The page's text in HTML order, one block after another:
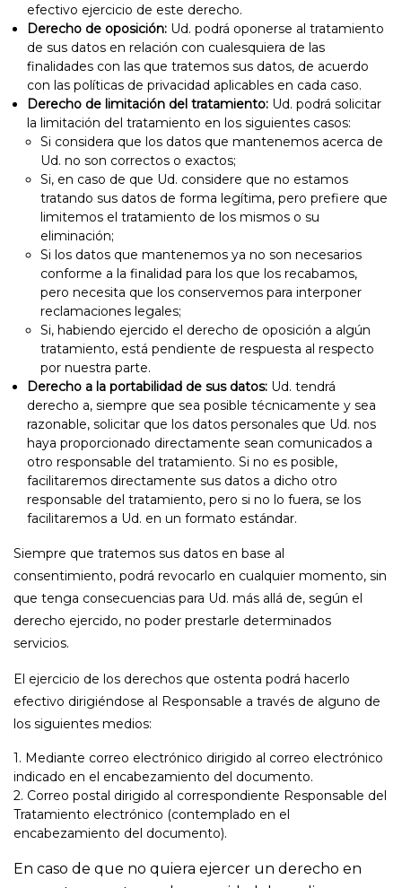
efectivo ejercicio de este derecho.
Derecho de oposición: Ud. podrá oponerse al tratamiento
de sus datos en relación con cualesquiera de las
finalidades con las que tratemos sus datos, de acuerdo
con las políticas de privacidad aplicables en cada caso.
Derecho de limitación del tratamiento: Ud. podrá solicitar
la limitación del tratamiento en los siguientes casos:
Si considera que los datos que mantenemos acerca de
Ud. no son correctos o exactos;
Si, en caso de que Ud. considere que no estamos
tratando sus datos de forma legítima, pero prefiere que
limitemos el tratamiento de los mismos o su
eliminación;
Si los datos que mantenemos ya no son necesarios
conforme a la finalidad para los que los recabamos,
pero necesita que los conservemos para interponer
reclamaciones legales;
Si, habiendo ejercido el derecho de oposición a algún
tratamiento, está pendiente de respuesta al respecto
por nuestra parte.
Derecho a la portabilidad de sus datos: Ud. tendrá
derecho a, siempre que sea posible técnicamente y sea
razonable, solicitar que los datos personales que Ud. nos
haya proporcionado directamente sean comunicados a
otro responsable del tratamiento. Si no es posible,
facilitaremos directamente sus datos a dicho otro
responsable del tratamiento, pero si no lo fuera, se los
facilitaremos a Ud. en un formato estándar.
Siempre que tratemos sus datos en base al
consentimiento, podrá revocarlo en cualquier momento, sin
que tenga consecuencias para Ud. más allá de, según el
derecho ejercido, no poder prestarle determinados
servicios.
El ejercicio de los derechos que ostenta podrá hacerlo
efectivo dirigiéndose al Responsable a través de alguno de
los siguientes medios:
Mediante correo electrónico dirigido al correo electrónico
indicado en el encabezamiento del documento.
Correo postal dirigido al correspondiente Responsable del
Tratamiento electrónico (contemplado en el
encabezamiento del documento).
En caso de que no quiera ejercer un derecho en